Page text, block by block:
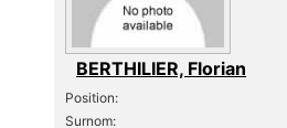
BERTHILIER, Florian
Position:
Surnom: